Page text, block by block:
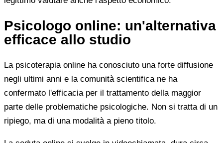
Psicologo online: un'alternativa
efficace allo studio
La psicoterapia online ha conosciuto una forte diffusione
negli ultimi anni e la comunità scientifica ne ha
confermato l'efficacia per il trattamento della maggior
parte delle problematiche psicologiche. Non si tratta di un
ripiego, ma di una modalità a pieno titolo.